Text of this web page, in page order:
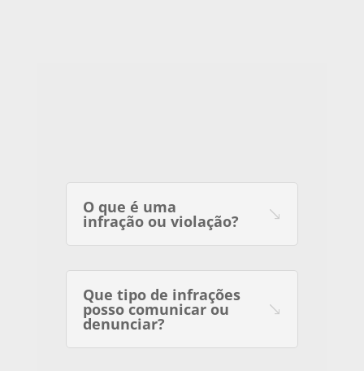
O que é uma
infração ou violação?
Que tipo de infrações
posso comunicar ou
denunciar?